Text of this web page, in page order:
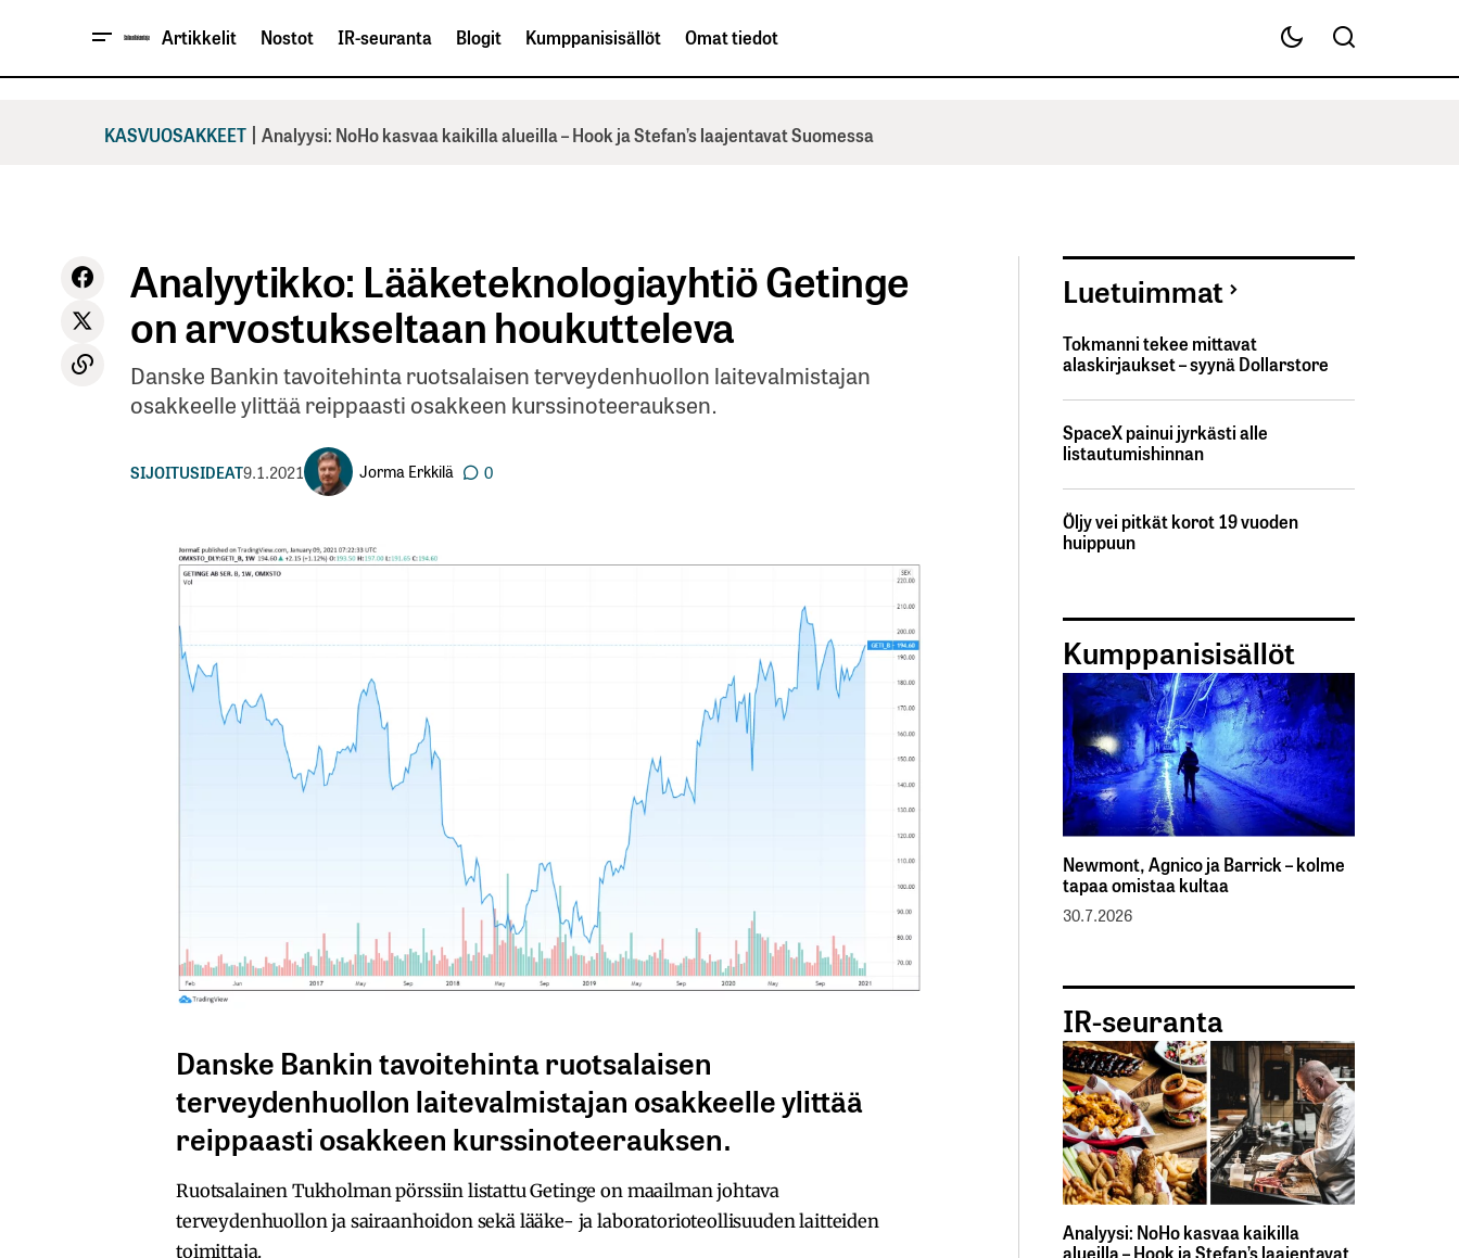
Artikkelit Nostot IR-seuranta Blogit Kumppanisisällöt Omat tiedot
KASVUOSAKKEET | Analyysi: NoHo kasvaa kaikilla alueilla – Hook ja Stefan’s laajentavat Suomessa
Analyytikko: Lääketeknologiayhtiö Getinge
on arvostukseltaan houkutteleva
Danske Bankin tavoitehinta ruotsalaisen terveydenhuollon laitevalmistajan
osakkeelle ylittää reippaasti osakkeen kurssinoteerauksen.
SIJOITUSIDEAT9.1.2021 Jorma Erkkilä 0
Danske Bankin tavoitehinta ruotsalaisen
terveydenhuollon laitevalmistajan osakkeelle ylittää
reippaasti osakkeen kurssinoteerauksen.
Ruotsalainen Tukholman pörssiin listattu Getinge on maailman johtava
terveydenhuollon ja sairaanhoidon sekä lääke- ja laboratorioteollisuuden laitteiden
toimittaja.
Luetuimmat
Tokmanni tekee mittavat
alaskirjaukset – syynä Dollarstore
SpaceX painui jyrkästi alle
listautumishinnan
Öljy vei pitkät korot 19 vuoden
huippuun
Kumppanisisällöt
Newmont, Agnico ja Barrick – kolme
tapaa omistaa kultaa
30.7.2026
IR-seuranta
Analyysi: NoHo kasvaa kaikilla
alueilla – Hook ja Stefan’s laajentavat